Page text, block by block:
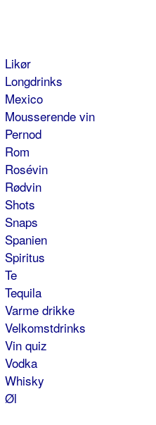
Likør
Longdrinks
Mexico
Mousserende vin
Pernod
Rom
Rosévin
Rødvin
Shots
Snaps
Spanien
Spiritus
Te
Tequila
Varme drikke
Velkomstdrinks
Vin quiz
Vodka
Whisky
Øl